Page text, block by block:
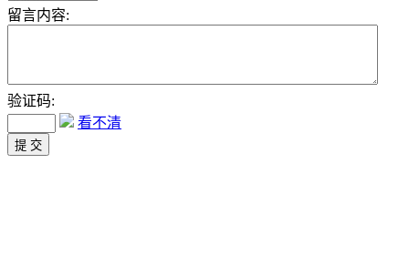
留言内容:
验证码:
看不清